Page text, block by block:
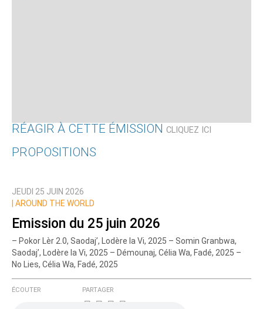
RÉAGIR À CETTE ÉMISSION CLIQUEZ ICI
Nom
Courriel (non publié)
Ajoutez votre commentaire ici
PROPOSITIONS
JEUDI 25 JUIN 2026
AROUND THE WORLD
Emission du 25 juin 2026
– Pokor Lèr 2.0, Saodaj’, Lodère la Vi, 2025 – Somin Granbwa,
Saodaj’, Lodère la Vi, 2025 – Démounaj, Célia Wa, Fadé, 2025 –
No Lies, Célia Wa, Fadé, 2025
ÉCOUTER PARTAGER